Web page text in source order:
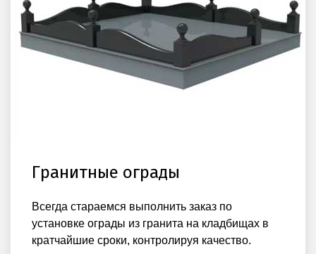
Гранитные ограды
Всегда стараемся выполнить заказ по
установке ограды из гранита на кладбищах в
кратчайшие сроки, контролируя качество.